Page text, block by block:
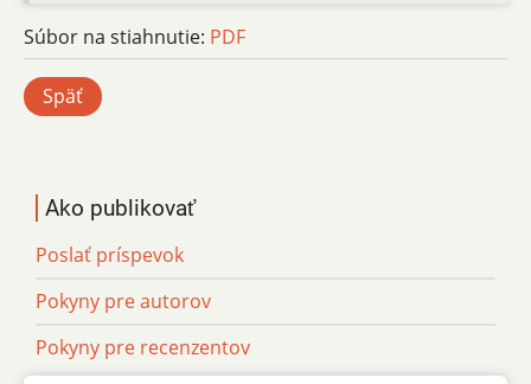
Súbor na stiahnutie: PDF
Späť
Ako publikovať
Poslať príspevok
Pokyny pre autorov
Pokyny pre recenzentov